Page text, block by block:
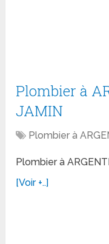
Plombier à
JAMIN
Plombier à
Plombier à
[Voir +..]